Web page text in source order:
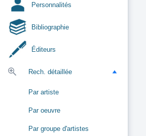
Personnalités
Bibliographie
Éditeurs
Rech. détaillée
Par artiste
Par oeuvre
Par groupe d'artistes